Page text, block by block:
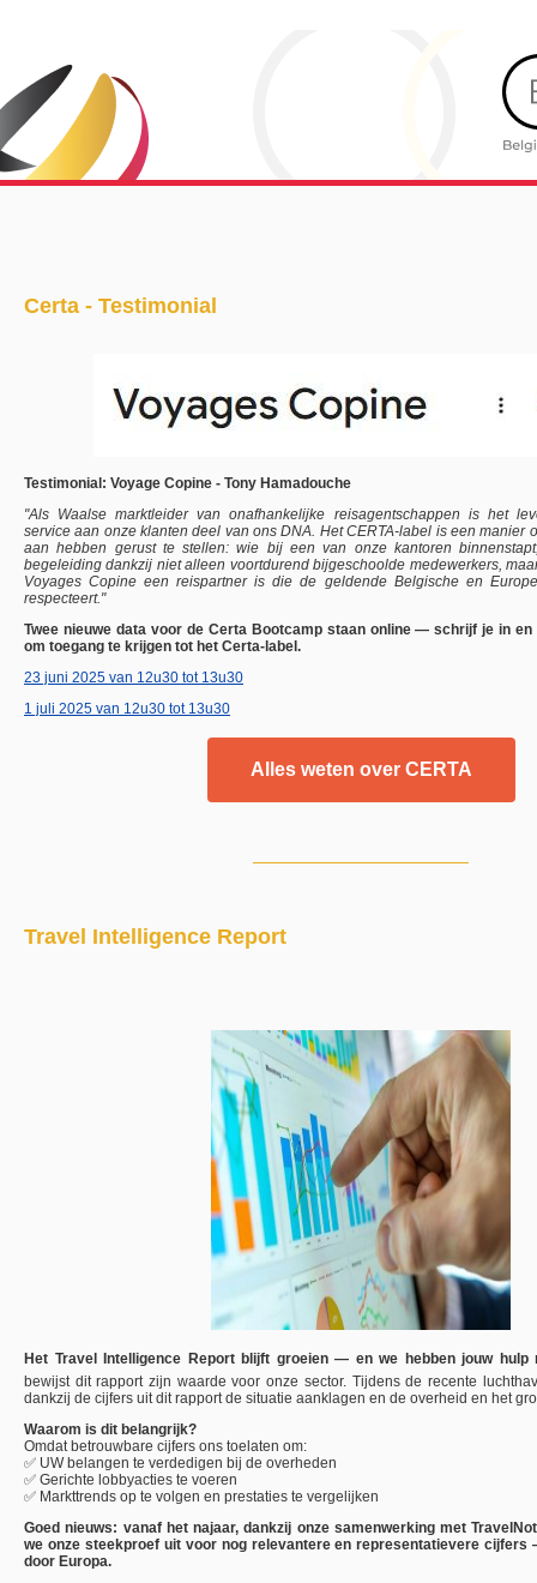
Certa - Testimonial
Testimonial: Voyage Copine - Tony Hamadouche
"Als Waalse marktleider van onafhankelijke reisagentschappen is het
service aan onze klanten deel van ons DNA. Het CERTA-label is een manier
aan hebben gerust te stellen: wie bij een van onze kantoren
begeleiding dankzij niet alleen voortdurend bijgeschoolde medewerkers,
Voyages Copine een reispartner is die de geldende Belgische en
respecteert."
Twee nieuwe data voor de Certa Bootcamp staan online — schrijf je in en
om toegang te krijgen tot het Certa-label.
23 juni 2025 van 12u30 tot 13u30
1 juli 2025 van 12u30 tot 13u30
Alles weten over CERTA
Travel Intelligence Report
Het Travel Intelligence Report blijft groeien — en we hebben jouw
bewijst dit rapport zijn waarde voor onze sector. Tijdens de recente
dankzij de cijfers uit dit rapport de situatie aanklagen en de overheid en het
Waarom is dit belangrijk?
Omdat betrouwbare cijfers ons toelaten om:
✅ UW belangen te verdedigen bij de overheden
✅ Gerichte lobbyacties te voeren
✅ Markttrends op te volgen en prestaties te vergelijken
Goed nieuws: vanaf het najaar, dankzij onze samenwerking met
we onze steekproef uit voor nog relevantere en representatievere
door Europa.